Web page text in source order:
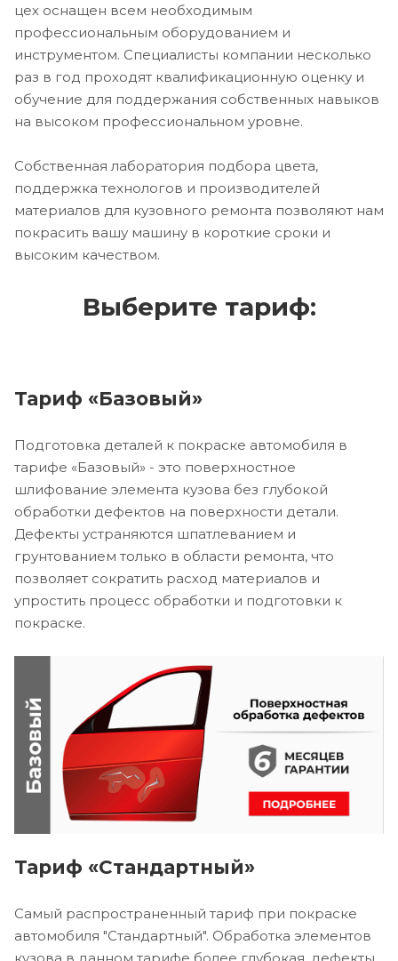
цех оснащен всем необходимым
профессиональным оборудованием и
инструментом. Специалисты компании несколько
раз в год проходят квалификационную оценку и
обучение для поддержания собственных навыков
на высоком профессиональном уровне.
Собственная лаборатория подбора цвета,
поддержка технологов и производителей
материалов для кузовного ремонта позволяют нам
покрасить вашу машину в короткие сроки и
высоким качеством.
Выберите тариф:
Тариф «Базовый»
Подготовка деталей к покраске автомобиля в
тарифе «Базовый» - это поверхностное
шлифование элемента кузова без глубокой
обработки дефектов на поверхности детали.
Дефекты устраняются шпатлеванием и
грунтованием только в области ремонта, что
позволяет сократить расход материалов и
упростить процесс обработки и подготовки к
покраске.
Тариф «Стандартный»
Самый распространенный тариф при покраске
автомобиля "Стандартный". Обработка элементов